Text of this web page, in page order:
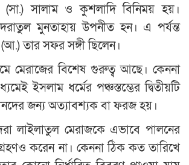
(সা.) সালাম ও কুশলাদি বিনিময় হয়।
মুনতাহায় উপনীত হন। এ পর্যন্ত
তার সফর সঙ্গী ছিলেন।
মেরাজের বিশেষ গুরুত্ব আছে। কেননা
ইসলাম ধর্মের পঞ্চস্তম্ভের দ্বিতীয়টি
জন্য অত্যাবশ্যক বা ফরজ হয়।
লাইলাতুল মেরাজকে এভাবে পালনের
করেন না। কেননা ঠিক কত তারিখে